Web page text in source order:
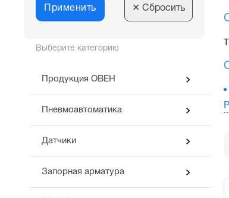
Выберите категорию
Продукция ОВЕН
Пневмоавтоматика
Датчики
Запорная арматура
Применить ✕ Сбросить